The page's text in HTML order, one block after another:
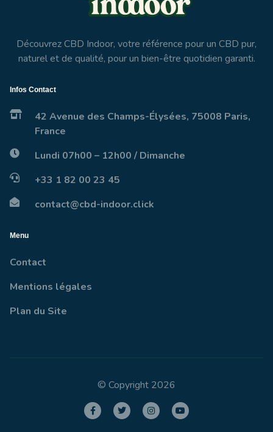
Découvrez CBD Indoor, votre référence pour un CBD pur,
naturel et de qualité, pour un bien-être quotidien garanti.
Infos Contact
42 Avenue des Champs-Élysées, 75008 Paris,
France
Lundi 07h00 – 12h00 / Dimanche
+33 1 82 00 23 45
contact@cbd-indoor.click
Menu
Contact
Mentions légales
Plan du Site
© Copyright 2026